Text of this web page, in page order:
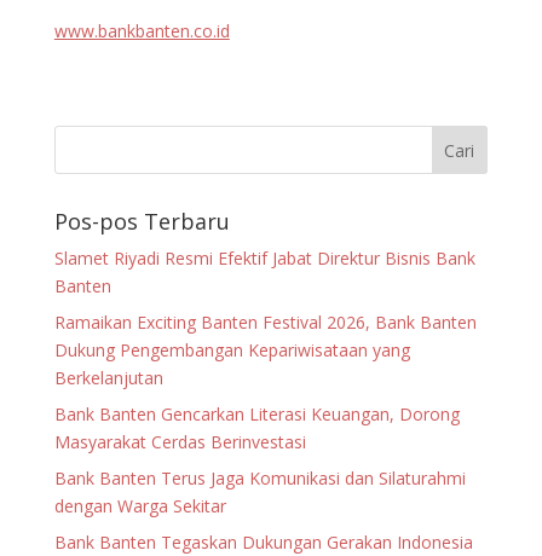
www.bankbanten.co.id
Pos-pos Terbaru
Slamet Riyadi Resmi Efektif Jabat Direktur Bisnis Bank
Banten
Ramaikan Exciting Banten Festival 2026, Bank Banten
Dukung Pengembangan Kepariwisataan yang
Berkelanjutan
Bank Banten Gencarkan Literasi Keuangan, Dorong
Masyarakat Cerdas Berinvestasi
Bank Banten Terus Jaga Komunikasi dan Silaturahmi
dengan Warga Sekitar
Bank Banten Tegaskan Dukungan Gerakan Indonesia